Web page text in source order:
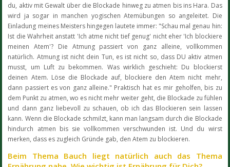
du, aktiv mit Gewalt über die Blockade hinweg zu atmen bis ins Hara. Das
wird ja sogar in manchen yogischen Atemübungen so angeleitet. Die
Einladung meines Meisters hingegen lautete immer: "Schau mal genau hin:
Ist die Wahrheit anstatt 'Ich atme nicht tief genug' nicht eher 'Ich blockiere
meinen Atem'? Die Atmung passiert von ganz alleine, vollkommen
natürlich. Atmung ist nicht dein Tun, es ist nicht so, dass DU aktiv atmen
musst, um Luft zu bekommen. Was wirklich geschieht: Du blockierst
deinen Atem. Löse die Blockade auf, blockiere den Atem nicht mehr,
dann passiert es von ganz alleine." Praktisch hat es mir geholfen, bis zu
dem Punkt zu atmen, wo es nicht mehr weiter geht, die Blockade zu fühlen
und dann ganz liebevoll zu schauen, ob ich das Blockieren sein lassen
kann. Wenn die Blockade schmilzt, kann man langsam durch die Blockade
hindurch atmen bis sie vollkommen verschwunden ist. Und du wirst
merken, dass es zugleich Gründe gab, den Atem zu blockieren.
Beim Thema Bauch liegt natürlich auch das Thema